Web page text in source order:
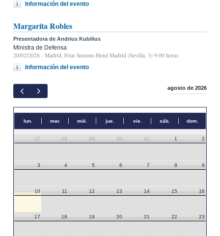
Información del evento
Margarita Robles
Presentadora de Andrius Kubilius
Ministra de Defensa
20/02/2026 - Madrid, Four Seasons Hotel Madrid (Sevilla, 3) 9:00 horas
Información del evento
agosto de 2026
lun. mar. mié. jue. vie. sáb. dom.
27 28 29 30 31 1 2
3 4 5 6 7 8 9
10 11 12 13 14 15 16
17 18 19 20 21 22 23